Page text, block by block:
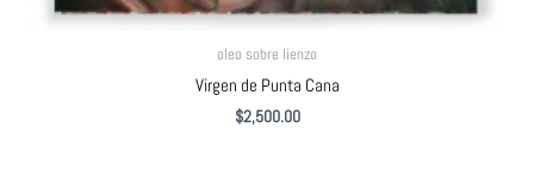
oleo sobre lienzo
Virgen de Punta Cana
$2,500.00